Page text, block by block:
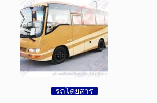
รถโดยสาร